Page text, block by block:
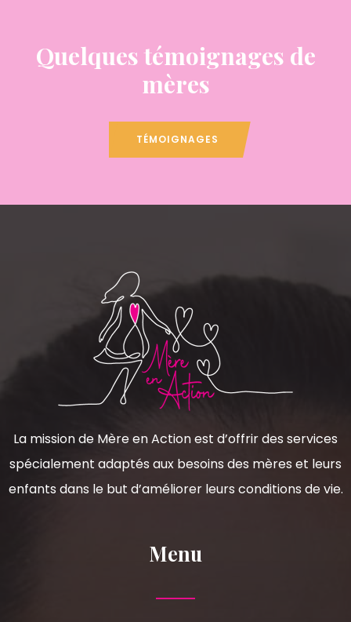
Quelques témoignages de
mères
TÉMOIGNAGES
La mission de Mère en Action est d’offrir des services
spécialement adaptés aux besoins des mères et leurs
enfants dans le but d’améliorer leurs conditions de vie.
Menu